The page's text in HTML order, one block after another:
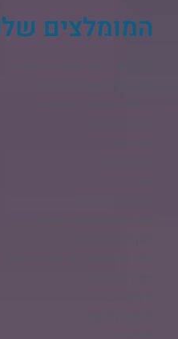
המומלצים